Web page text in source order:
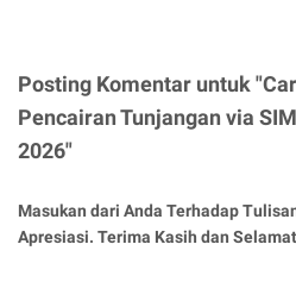
Posting Komentar untuk
Pencairan Tunjangan via
2026"
Masukan dari Anda Terhadap
Apresiasi. Terima Kasih dan